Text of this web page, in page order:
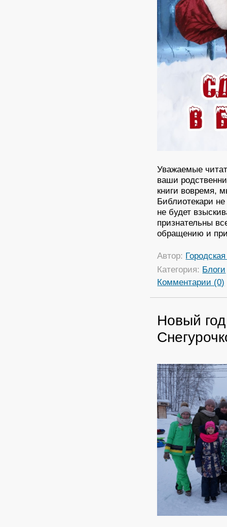
Уважаемые
ваши
книги вовремя,
Библиотекари
не будет
признательны
обращению и
Автор:
Категория: Блоги
Комментарии (0)
Новый